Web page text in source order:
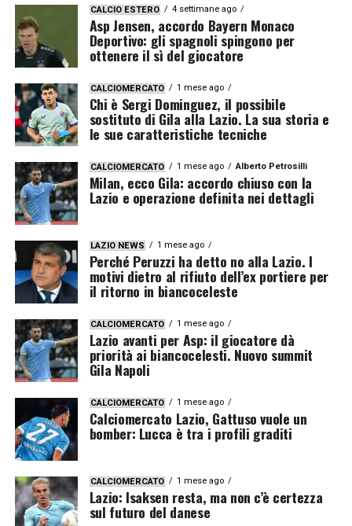
CALCIO ESTERO 4 settimane ago
Asp Jensen, accordo Bayern Monaco
Deportivo: gli spagnoli spingono per
ottenere il sì del giocatore
CALCIOMERCATO 1 mese ago
Chi è Sergi Dominguez, il possibile
sostituto di Gila alla Lazio. La sua storia e
le sue caratteristiche tecniche
CALCIOMERCATO 1 mese ago Alberto Petrosilli
Milan, ecco Gila: accordo chiuso con la
Lazio e operazione definita nei dettagli
LAZIO NEWS 1 mese ago
Perché Peruzzi ha detto no alla Lazio. I
motivi dietro al rifiuto dell’ex portiere per
il ritorno in biancoceleste
CALCIOMERCATO 1 mese ago
Lazio avanti per Asp: il giocatore dà
priorità ai biancocelesti. Nuovo summit
Gila Napoli
CALCIOMERCATO 1 mese ago
Calciomercato Lazio, Gattuso vuole un
bomber: Lucca è tra i profili graditi
CALCIOMERCATO 1 mese ago
Lazio: Isaksen resta, ma non c’è certezza
sul futuro del danese